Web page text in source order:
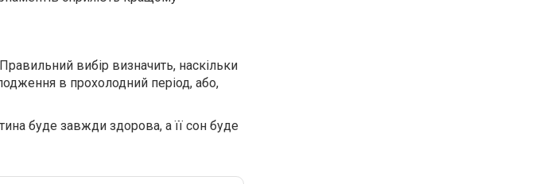
вибір визначить, наскільки
в прохолодний період, або,
буде завжди здорова, а її сон буде